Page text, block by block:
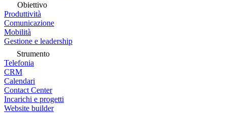
Obiettivo
Produttività
Comunicazione
Mobilità
Gestione e leadership
Strumento
Telefonia
CRM
Calendari
Contact Center
Incarichi e progetti
Website builder